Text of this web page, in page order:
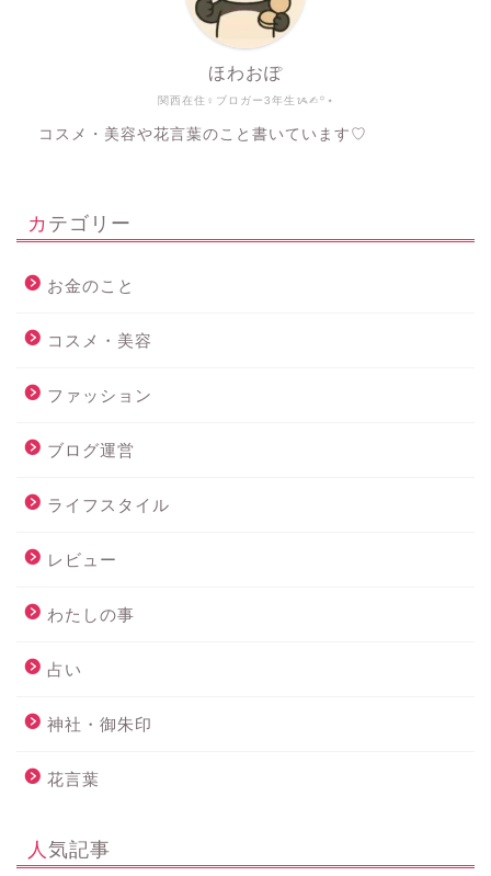
関西在住♀ブロガー3年生ᝰ✍︎꙳⋆
ほわおぽ
コスメ・美容や花言葉のこと書いています♡
カテゴリー
お金のこと
コスメ・美容
ファッション
ブログ運営
ライフスタイル
レビュー
わたしの事
占い
神社・御朱印
花言葉
人気記事